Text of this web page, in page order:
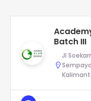
Batch III
Jl